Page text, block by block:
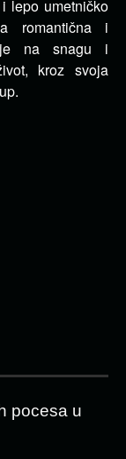
lepo umetničko
romantična i
na snagu i
kroz svoja
pocesa u